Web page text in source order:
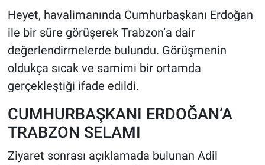
Heyet, havalimanında Cumhurbaşkanı Erdoğan
ile bir süre görüşerek Trabzon’a dair
değerlendirmelerde bulundu. Görüşmenin
oldukça sıcak ve samimi bir ortamda
gerçekleştiği ifade edildi.
CUMHURBAŞKANI ERDOĞAN’A
TRABZON SELAMI
Ziyaret sonrası açıklamada bulunan Adil